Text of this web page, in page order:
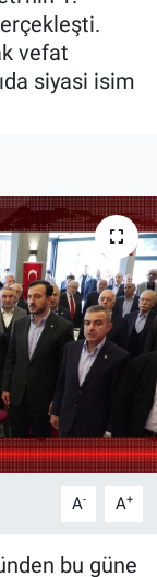
vefat
siyasi isim
A- A+
bu güne